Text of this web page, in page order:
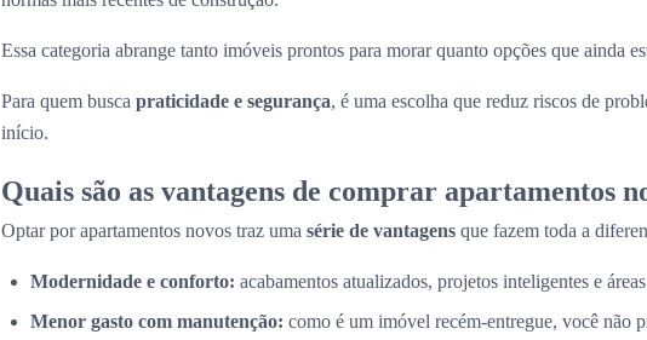
Essa categoria abrange tanto imóveis prontos para morar quanto opções que ainda
Para quem busca praticidade e segurança, é uma escolha que reduz riscos de
início.
Quais são as vantagens de comprar apartamentos
Optar por apartamentos novos traz uma série de vantagens que fazem toda a
Modernidade e conforto: acabamentos atualizados, projetos inteligentes e
Menor gasto com manutenção: como é um imóvel recém-entregue, você não